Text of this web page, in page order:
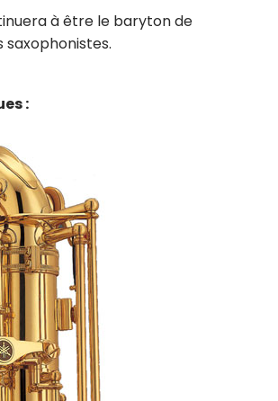
à être le baryton de
: